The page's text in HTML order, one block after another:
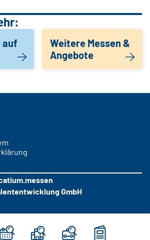
auf
Weitere Messen &
Angebote
GmbH